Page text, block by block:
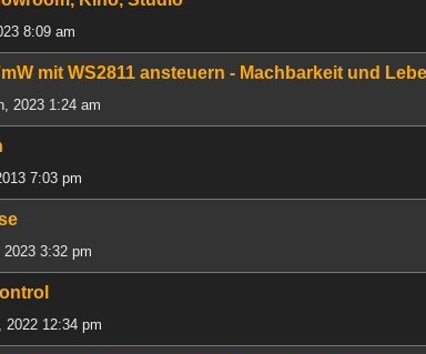
8:09 am
mit WS2811 ansteuern - Machbarkeit und
2023 1:24 am
7:03 pm
3:32 pm
2022 12:34 pm